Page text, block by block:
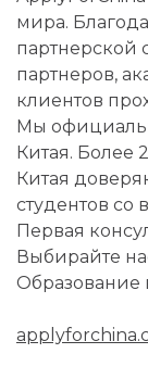
мира.
партнерской
партнеров,
клиентов
Мы
Китая. Более
Китая
студентов со
Первая
Выбирайте
Образование